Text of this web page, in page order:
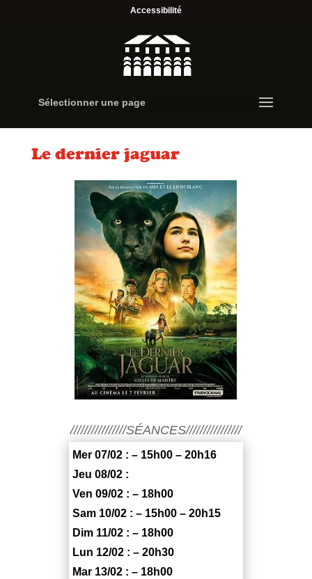
Accessibilité
Sélectionner une page
Le dernier jaguar
////////////////SÉANCES////////////////
Mer 07/02 : – 15h00 – 20h16
Jeu 08/02 :
Ven 09/02 : – 18h00
Sam 10/02 : – 15h00 – 20h15
Dim 11/02 : – 18h00
Lun 12/02 : – 20h30
Mar 13/02 : – 18h00